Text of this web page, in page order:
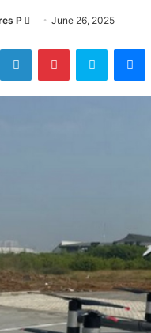
P
Send
email
June 26, 2025
LinkedInPinterestSkype